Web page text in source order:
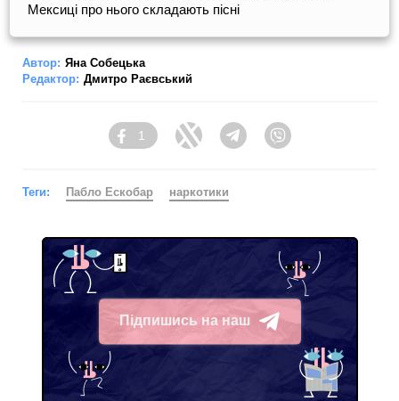
Мексиці про нього складають пісні
Автор: Яна Собецька
Редактор: Дмитро Раєвський
Facebook
1
Twitter TelegramViber
Теги: Пабло Ескобар наркотики
Підпишись на наш
Telegram